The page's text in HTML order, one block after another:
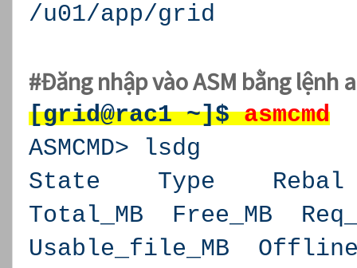
/u01/app/grid
#Đăng nhập vào ASM bằng
[grid@rac1 ~]$asmcmd
ASMCMD> lsdg
State Type
Total_MB Free_MB
Usable_file_MB